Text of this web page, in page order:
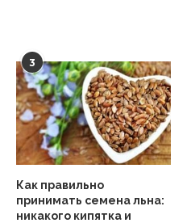
3
Как правильно
принимать семена льна:
никакого кипятка и